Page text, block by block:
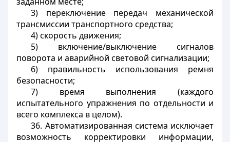
3) переключение передач механической
трансмиссии транспортного средства;
4) скорость движения;
5) включение/выключение сигналов
поворота и аварийной световой сигнализации;
6) правильность использования ремня
безопасности;
7) время выполнения (каждого
испытательного упражнения по отдельности и
всего комплекса в целом).
36. Автоматизированная система исключает
возможность корректировки информации,